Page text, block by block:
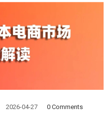
2026-04-27 0 Comments